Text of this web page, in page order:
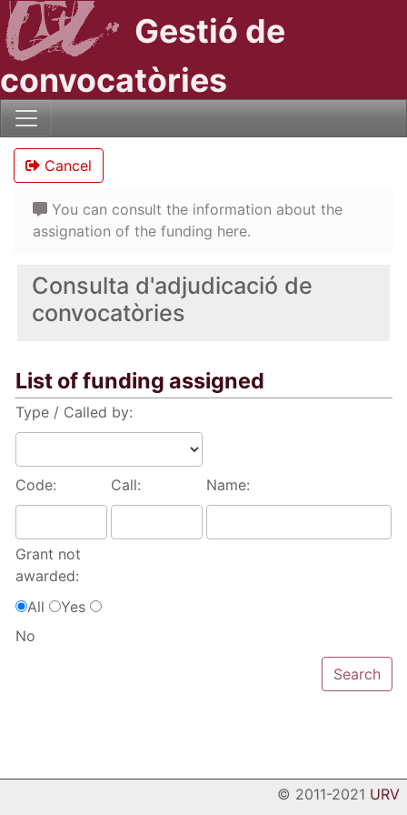
Gestió de
convocatòries
Consulta d'adjudicació de
convocatòries
List of funding assigned
Type / Called by:
Code: Call: Name:
Grant not
awarded:
All
Yes
No
Cancel
You can consult the information about the
assignation of the funding here.
© 2011-2021 URV